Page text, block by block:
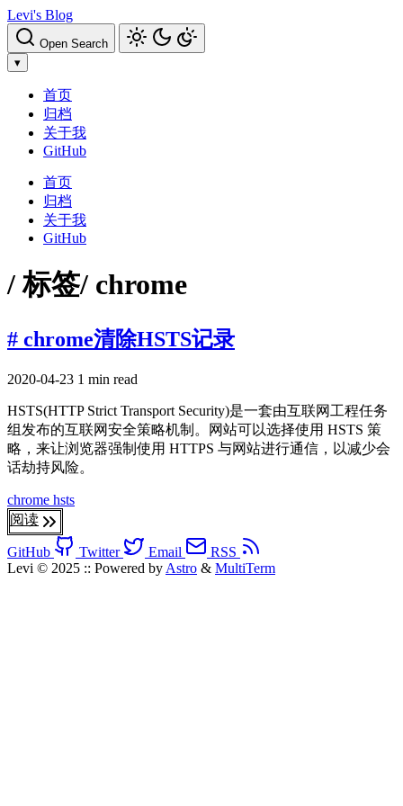
Levi's Blog
Open Search
▾
首页
归档
关于我
GitHub
首页
归档
关于我
GitHub
/ 标签/ chrome
# chrome清除HSTS记录
2020-04-23 1 min read
HSTS(HTTP Strict Transport Security)是一套由互联网工程任务
组发布的互联网安全策略机制。网站可以选择使用 HSTS 策
略，来让浏览器强制使用 HTTPS 与网站进行通信，以减少会
话劫持风险。
chrome hsts
阅读
GitHub Twitter Email
RSS
Levi © 2025 :: Powered by Astro & MultiTerm